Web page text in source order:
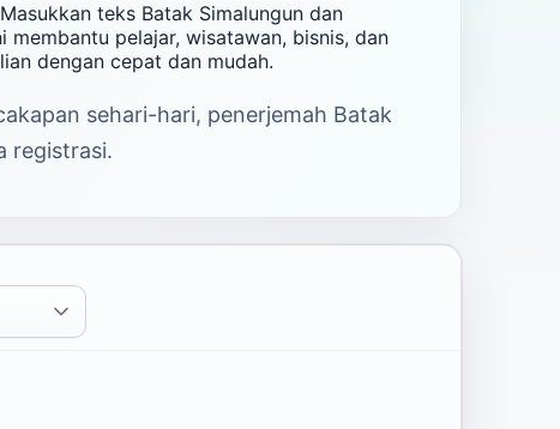
teks Batak Simalungun dan
pelajar, wisatawan, bisnis, dan
dengan cepat dan mudah.
sehari-hari, penerjemah Batak
registrasi.